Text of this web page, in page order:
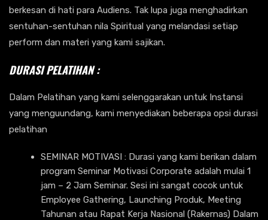
berkesan di hati para Audiens. Tak lupa juga menghadirkan
sentuhan-sentuhan nila Spiritual yang melandasi setiap
perform dan materi yang kami sajikan.
DURASI PELATIHAN :
Dalam Pelatihan yang kami selenggarakan untuk Instansi
yang menguundang, kami menyediakan beberapa opsi durasi
pelatihan
SEMINAR MOTIVASI : Durasi yang kami berikan dalam
program Seminar Motivasi Corporate adalah mulai 1
jam – 2 Jam Seminar. Sesi ini sangat cocok untuk
Employee Gathering, Launching Produk, Meeting
Tahunan atau Rapat Kerja Nasional (Rakernas) Dalam